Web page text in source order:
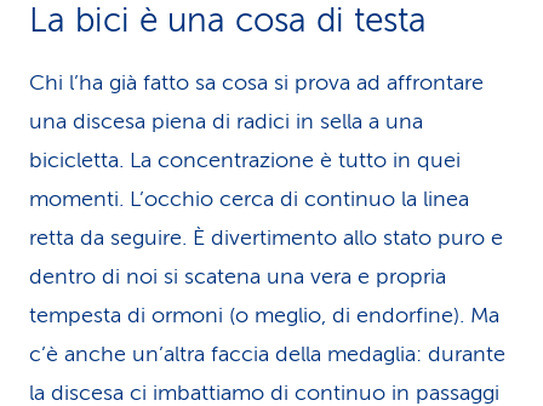
z
i
o
La bici è una cosa di testa
Chi l’ha già fatto sa cosa si prova ad affrontare
una discesa piena di radici in sella a una
bicicletta. La con­cen­tra­zione è tutto in quei
momenti. L’occhio cerca di continuo la linea
retta da seguire. È divertimento allo stato puro e
dentro di noi si scatena una vera e propria
tempesta di ormoni (o meglio, di endorfine). Ma
c’è anche un’altra faccia della medaglia: durante
la discesa ci imbattiamo di continuo in passaggi